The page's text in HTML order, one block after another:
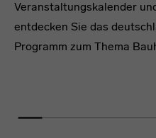
Veranstaltungskalender
entdecken Sie das
Programm zum Thema